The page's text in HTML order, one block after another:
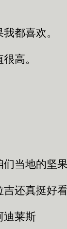
都喜欢。
高。
当地的坚
还真挺好
莱斯